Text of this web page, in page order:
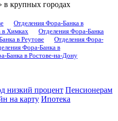
в крупных городах
Отделения Фора-Банка в
в Химках
Отделения Фора-Банка
в Реутове
Отделения Фора-
Фора-Банка в
Банка в Ростове-на-Дону
низкий процент Пенсионерам
на карту Ипотека